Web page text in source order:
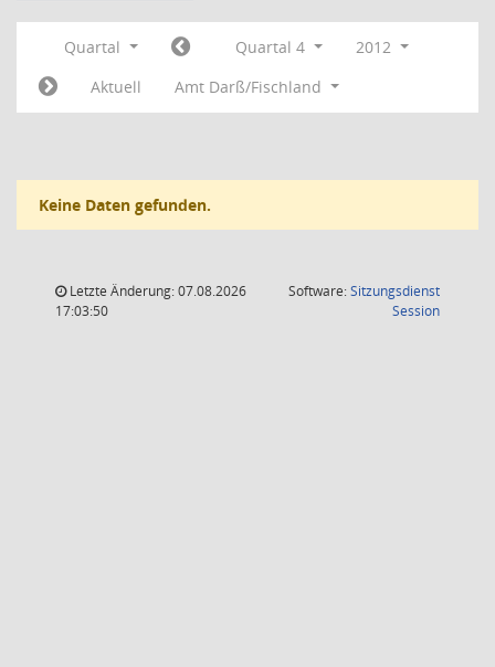
Quartal Quartal 4
2012
Aktuell
Amt Darß/Fischland
Keine Daten gefunden.
Letzte Änderung: 07.08.2026
17:03:50
Software:Sitzungsdienst
Session(Wird in